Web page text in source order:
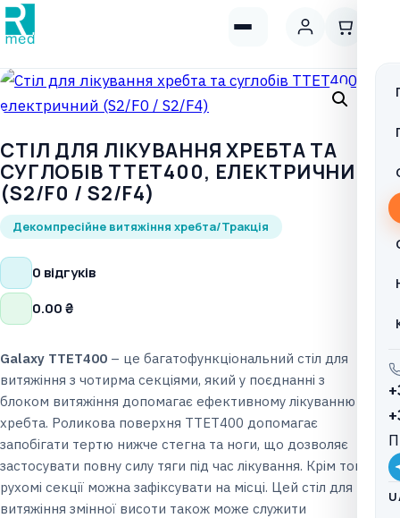
CТІЛ ДЛЯ ЛІКУВАННЯ ХРЕБТА ТА
СУГЛОБІВ TTET400, ЕЛЕКТРИЧНИЙ
(S2/F0 / S2/F4)
Декомпресійне витяжіння хребта/Тракція
0 відгуків
0.00₴
Galaxy TTET400 – це багатофункціональний стіл для
витяжіння з чотирма секціями, який у поєднанні з
блоком витяжіння допомагає ефективному лікуванню
хребта. Роликова поверхня TTET400 допомагає
запобігати тертю нижче стегна та ноги, що дозволяє
застосувати повну силу тяги під час лікування. Крім того,
рухомі секції можна зафіксувати на місці. Цей стіл для
витяжіння змінної висоти також може служити